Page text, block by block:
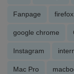
Fanpage firefox
google chrome
Instagram
Mac Pro